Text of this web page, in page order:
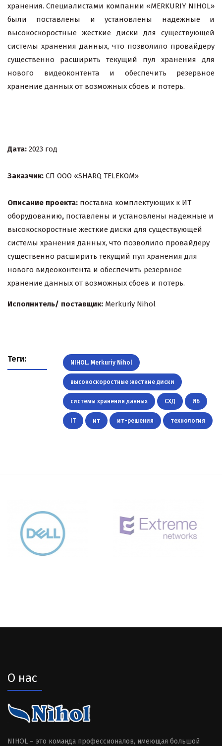
хранения. Специалистами компании «MERKURIY NIHOL»
были поставлены и установлены надежные и
высокоскоростные жесткие диски для существующей
системы хранения данных, что позволило провайдеру
существенно расширить текущий пул хранения для
нового видеоконтента и обеспечить резервное
хранение данных от возможных сбоев и потерь.
Дата: 2023 год
Заказчик: СП ООО «SHARQ TELEKOM»
Описание проекта: поставка комплектующих к ИТ
оборудованию, поставлены и установлены надежные и
высокоскоростные жесткие диски для существующей
системы хранения данных, что позволило провайдеру
существенно расширить текущий пул хранения для
нового видеоконтента и обеспечить резервное
хранение данных от возможных сбоев и потерь.
Исполнитель/ поставщик: Merkuriy Nihol
Теги: NIHOL. Merkuriy Nihol
высокоскоростные жесткие диски
системы хранения данных СХД ИБ
IT ит ит-решения технология
О нас
NIHOL – это команда профессионалов, имеющая большой